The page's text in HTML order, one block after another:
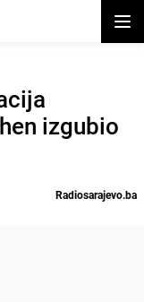
izgubio
Radiosarajevo.ba